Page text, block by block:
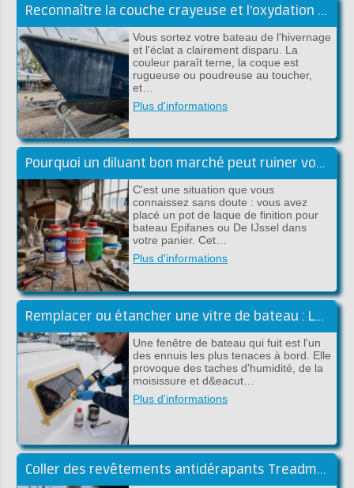
Reconnaître la couche crayeuse et l'oxydation du gelcoat
Vous sortez votre bateau de l'hivernage
et l'éclat a clairement disparu. La
couleur paraît terne, la coque est
rugueuse ou poudreuse au toucher,
et…
Plus d'informations
Pourquoi un diluant bon marché peut ruiner votre peinture haut de gamme
C'est une situation que vous
connaissez sans doute : vous avez
placé un pot de laque de finition pour
bateau Epifanes ou De IJssel dans
votre panier. Cet…
Plus d'informations
Remplacer ou étancher une vitre de bateau : Le guide complet (Sika)
Une fenêtre de bateau qui fuit est l'un
des ennuis les plus tenaces à bord. Elle
provoque des taches d'humidité, de la
moisissure et d&eacut…
Plus d'informations
Coller des revêtements antidérapants Treadmaster avec de la colle époxy (guide pratique)